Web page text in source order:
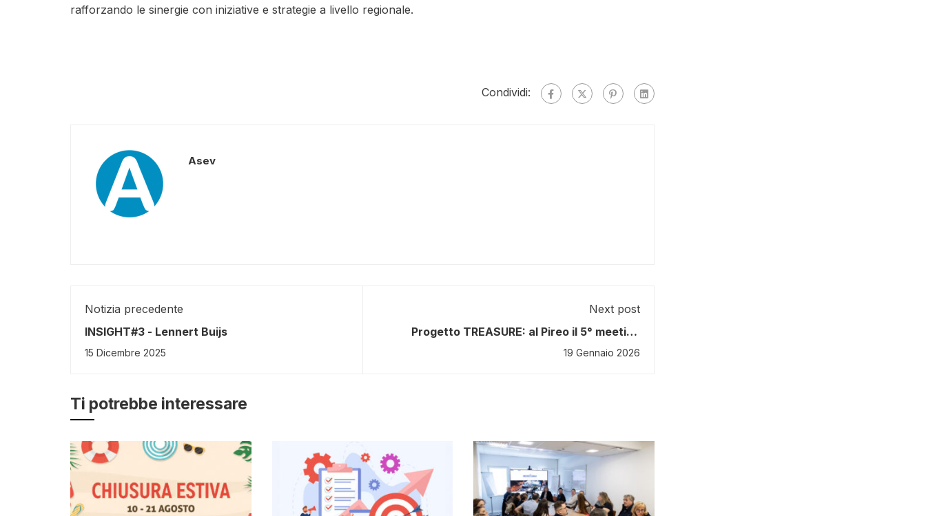
rafforzando le sinergie con iniziative e strategie a livello regionale.
Condividi:
Asev
Notizia precedente
INSIGHT#3 - Lennert Buijs
15 Dicembre 2025
Next post
Progetto TREASURE: al Pireo il 5° meeting
internazionale e il primo Transfer Workshop
aperto agli stakeholder
19 Gennaio 2026
Ti potrebbe interessare